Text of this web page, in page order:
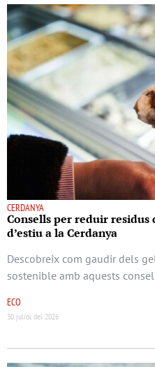
CERDANYA
Consells per reduir residus
d’estiu a la Cerdanya
Descobreix com gaudir dels
sostenible amb aquests
ECO
30 juliol del 2026